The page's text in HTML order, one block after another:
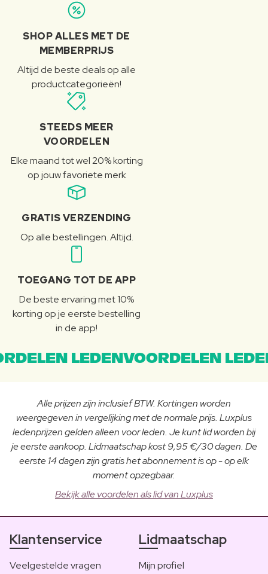
SHOP ALLES MET DE
MEMBERPRIJS
Altijd de beste deals op alle
productcategorieën!
STEEDS MEER
VOORDELEN
Elke maand tot wel 20% korting
op jouw favoriete merk
GRATIS VERZENDING
Op alle bestellingen. Altijd.
TOEGANG TOT DE APP
De beste ervaring met 10%
korting op je eerste bestelling
in de app!
LEDENVOORDELEN
Alle prijzen zijn inclusief BTW. Kortingen worden
weergegeven in vergelijking met de normale prijs. Luxplus
ledenprijzen gelden alleen voor leden. Je kunt lid worden bij
je eerste aankoop. Lidmaatschap kost 9,95 €/30 dagen. De
eerste 14 dagen zijn gratis het abonnement is op - op elk
moment opzegbaar.
Bekijk alle voordelen als lid van Luxplus
Klantenservice
Veelgestelde vragen
Lidmaatschap
Mijn profiel